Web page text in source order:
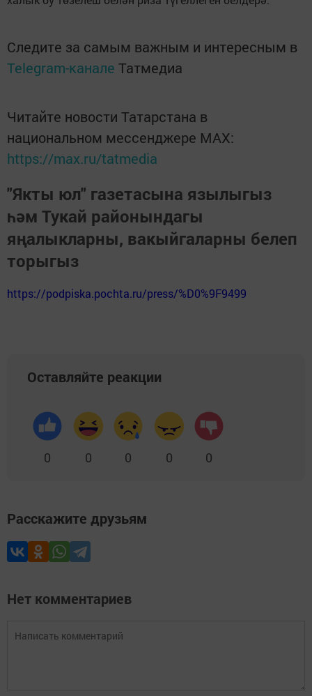
Следите за самым важным и интересным в
Telegram-канале Татмедиа
Читайте новости Татарстана в
национальном мессенджере MАХ:
https://max.ru/tatmedia
"Якты юл" газетасына язылыгыз
һәм Тукай районындагы
яңалыкларны, вакыйгаларны белеп
торыгыз
https://podpiska.pochta.ru/press/%D0%9F9499
Оставляйте реакции
0 0 0 0 0
Расскажите друзьям
Нет комментариев